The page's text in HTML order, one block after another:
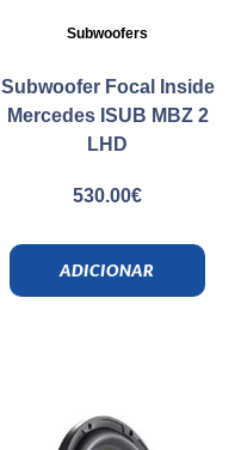
Subwoofers
Subwoofer Focal Inside
Mercedes ISUB MBZ 2
LHD
530.00€
ADICIONAR